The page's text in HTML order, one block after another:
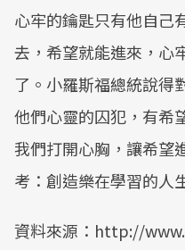
心牢的鑰匙只有他自己
去，希望就能進來，心
了。小羅斯福總統說得
他們心靈的囚犯，有希
我們打開心胸，讓希望
考：創造樂在學習的人
資料來源：http://